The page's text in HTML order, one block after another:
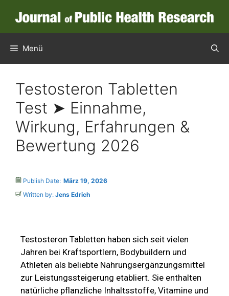
Menü
Testosteron Tabletten
Test ➤ Einnahme,
Wirkung, Erfahrungen &
Bewertung 2026
Publish Date: März 19, 2026
Written by: Jens Edrich
Testosteron Tabletten haben sich seit vielen
Jahren bei Kraftsportlern, Bodybuildern und
Athleten als beliebte Nahrungsergänzungsmittel
zur Leistungssteigerung etabliert. Sie enthalten
natürliche pflanzliche Inhaltsstoffe, Vitamine und